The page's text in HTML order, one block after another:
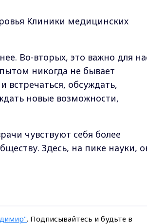
Клиники медицинских
Во-вторых, это важно для
никогда не бывает
встречаться, обсуждать,
новые возможности,
чувствуют себя более
Здесь, на пике науки,
. Подписывайтесь и будьте в